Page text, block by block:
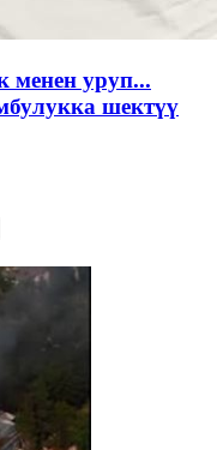
менен уруп...
шектүү